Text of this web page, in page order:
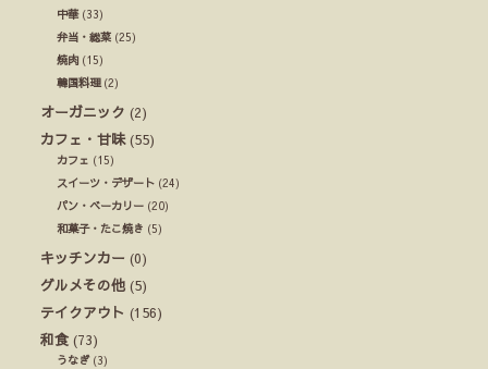
中華(33)
弁当・総菜 (25)
焼肉 (15)
韓国料理(2)
オーガニック (2)
カフェ・甘味(55)
カフェ (15)
スイーツ・デザート (24)
パン・ベーカリー (20)
和菓子・たこ焼き (5)
キッチンカー (0)
グルメその他 (5)
テイクアウト (156)
和食 (73)
うなぎ(3)